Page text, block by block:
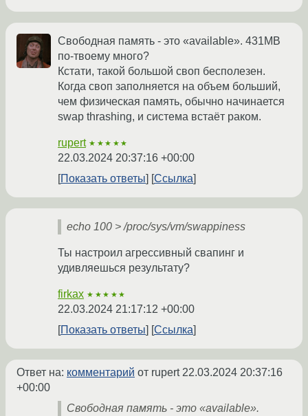
Свободная память - это «available». 431MB
по-твоему много?
Кстати, такой большой своп бесполезен.
Когда своп заполняется на объем больший,
чем физическая память, обычно начинается
swap thrashing, и система встаёт раком.
rupert ★★★★★
22.03.2024 20:37:16 +00:00
Показать ответы
Ссылка
echo 100 > /proc/sys/vm/swappiness
Ты настроил агрессивный свапинг и
удивляешься результату?
firkax ★★★★★
22.03.2024 21:17:12 +00:00
Показать ответы
Ссылка
Ответ на: комментарий от rupert 22.03.2024 20:37:16
+00:00
Свободная память - это «available».